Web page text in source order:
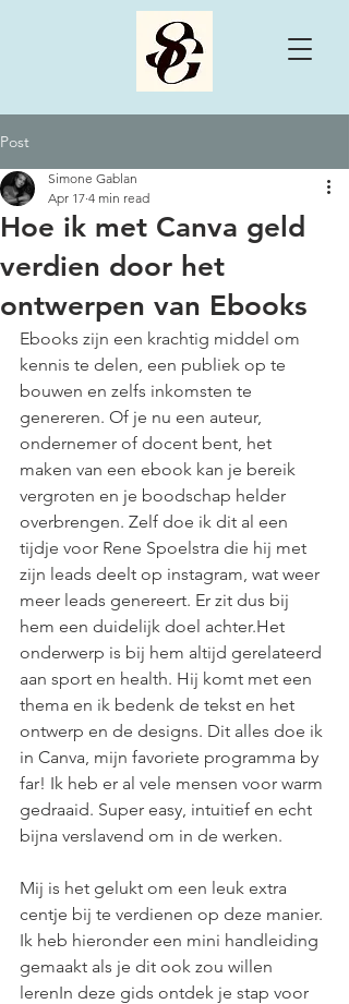
Post
Hoe ik met Canva geld
verdien door het
ontwerpen van Ebooks
Simone Gablan
Apr 17 4 min read
Ebooks zijn een krachtig middel om
kennis te delen, een publiek op te
bouwen en zelfs inkomsten te
genereren. Of je nu een auteur,
ondernemer of docent bent, het
maken van een ebook kan je bereik
vergroten en je boodschap helder
overbrengen. Zelf doe ik dit al een
tijdje voor Rene Spoelstra die hij met
zijn leads deelt op instagram, wat weer
meer leads genereert. Er zit dus bij
hem een duidelijk doel achter.Het
onderwerp is bij hem altijd gerelateerd
aan sport en health. Hij komt met een
thema en ik bedenk de tekst en het
ontwerp en de designs. Dit alles doe ik
in Canva, mijn favoriete programma by
far! Ik heb er al vele mensen voor warm
gedraaid. Super easy, intuitief en echt
bijna verslavend om in de werken.
Mij is het gelukt om een leuk extra
centje bij te verdienen op deze manier.
Ik heb hieronder een mini handleiding
gemaakt als je dit ook zou willen
lerenIn deze gids ontdek je stap voor